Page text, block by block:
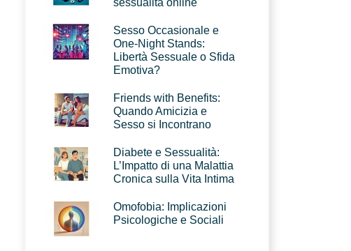
sessualità online
Sesso Occasionale e
One-Night Stands:
Libertà Sessuale o Sfida
Emotiva?
Friends with Benefits:
Quando Amicizia e
Sesso si Incontrano
Diabete e Sessualità:
L’Impatto di una Malattia
Cronica sulla Vita Intima
Omofobia: Implicazioni
Psicologiche e Sociali